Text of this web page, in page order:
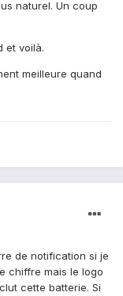
naturel. Un coup
et voilà.
meilleure quand
de notification si je
chiffre mais le logo
cette batterie. Si